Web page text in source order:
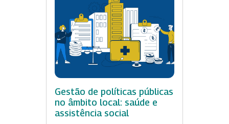
Gestão de políticas públicas
no âmbito local: saúde e
assistência social